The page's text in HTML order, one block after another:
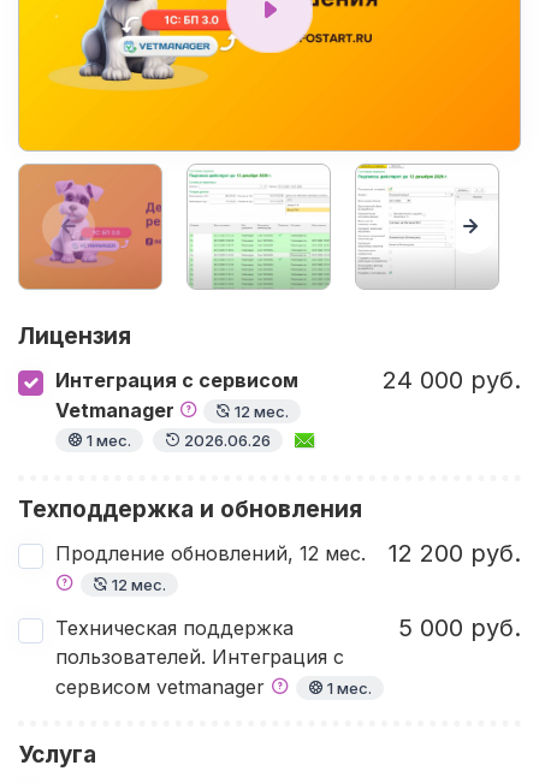
Лицензия
Интеграция с сервисом
Vetmanager
12 мес.
1 мес.
2026.06.26
24 000 руб.
Техподдержка и обновления
Продление обновлений, 12 мес.
12 мес.
12 200 руб.
Техническая поддержка
пользователей. Интеграция с
сервисом vetmanager
1 мес.
5 000 руб.
Услуга